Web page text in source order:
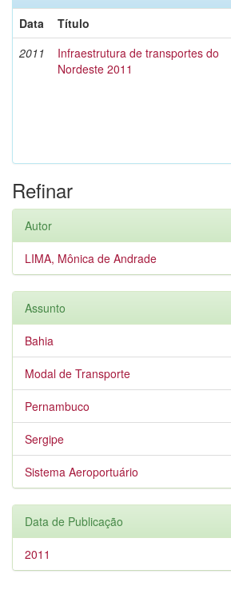
Data
Título
2011
Infraestrutura de transportes do
Nordeste 2011
Refinar
Autor
LIMA, Mônica de Andrade
Assunto
Bahia
Modal de Transporte
Pernambuco
Sergipe
Sistema Aeroportuário
Data de Publicação
2011